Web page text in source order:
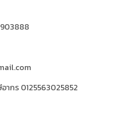
ากร 0125563025852